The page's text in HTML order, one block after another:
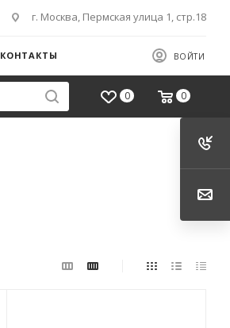
г. Москва, Пермская улица 1, стр.18
ВОЙТИ
КОНТАКТЫ
0 0